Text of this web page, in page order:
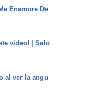
Enamore De
video! | Salo
al ver la angu